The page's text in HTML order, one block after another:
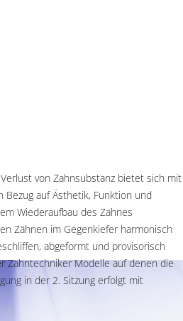
von Zahnsubstanz bietet sich mit
auf Ästhetik, Funktion und
Wiederaufbau des Zahnes
Zähnen im Gegenkiefer harmonisch
abgeformt und provisorisch
Zahntechniker Modelle auf denen die
in der 2. Sitzung erfolgt mit